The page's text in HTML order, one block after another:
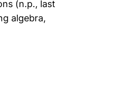
(n.p., last
algebra,